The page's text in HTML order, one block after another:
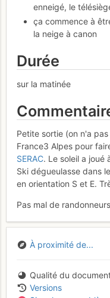
enneigé, le
ça commence à
la neige à canon
Durée
sur la matinée
Petite sortie (on n'a
France3 Alpes pour
SERAC. Le soleil a joué
Ski dégueulasse dans
en orientation S et E.
Pas mal de
À proximité de...
Qualité du
Versions